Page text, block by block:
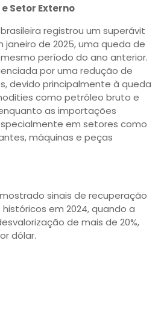
Setor Externo
registrou um superávit
janeiro de 2025, uma queda de
período do ano anterior.
por uma redução de
devido principalmente à queda
como petróleo bruto e
as importações
em setores como
máquinas e peças
sinais de recuperação
em 2024, quando a
de mais de 20%,
dólar.